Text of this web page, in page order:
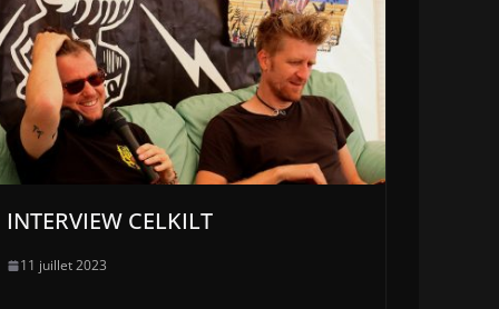
INTERVIEW CELKILT
11 juillet 2023